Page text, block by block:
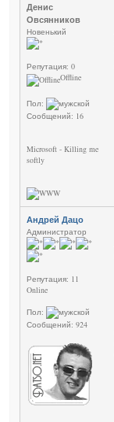
Денис
Овсянников
Новенький
Репутация: 0
Offline
Пол:
Сообщений: 16
Microsoft - Killing me
softly
Андрей Дацо
Администратор
Репутация: 11
Online
Пол:
Сообщений: 924